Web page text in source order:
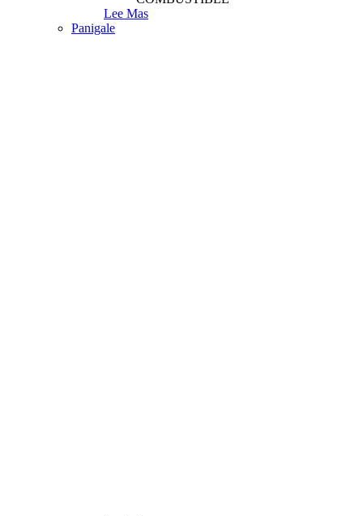
Lee Mas
Panigale